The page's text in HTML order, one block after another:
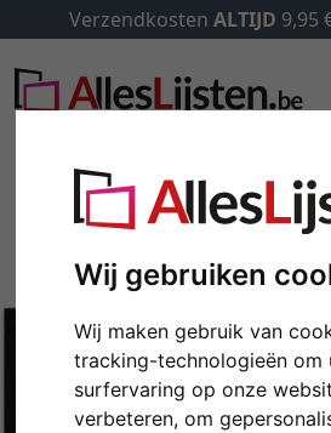
Wij gebruiken
Wij maken gebruik van
tracking-technologieën om
surfervaring op onze
verbeteren, om
Verzendkosten ALTIJD 9,95